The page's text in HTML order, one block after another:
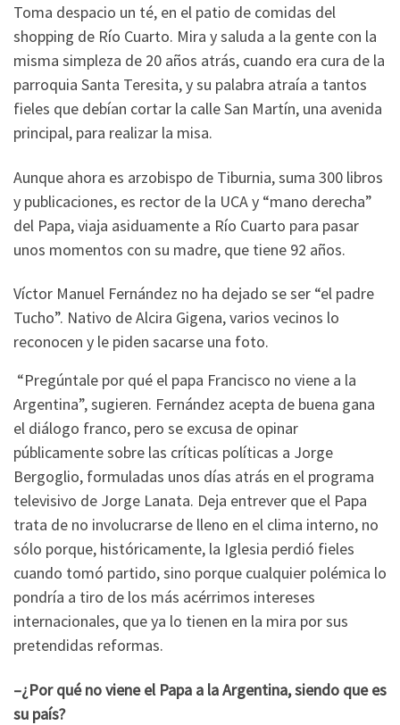
Toma despacio un té, en el patio de comidas del
shopping de Río Cuarto. Mira y saluda a la gente con la
misma simpleza de 20 años atrás, cuando era cura de la
parroquia Santa Teresita, y su palabra atraía a tantos
fieles que debían cortar la calle San Martín, una avenida
principal, para realizar la misa.
Aunque ahora es arzobispo de Tiburnia, suma 300 libros
y publicaciones, es rector de la UCA y “mano derecha”
del Papa, viaja asiduamente a Río Cuarto para pasar
unos momentos con su madre, que tiene 92 años.
Víctor Manuel Fernández no ha dejado se ser “el padre
Tucho”. Nativo de Alcira Gigena, varios vecinos lo
reconocen y le piden sacarse una foto.
“Pregúntale por qué el papa Francisco no viene a la
Argentina”, sugieren. Fernández acepta de buena gana
el diálogo franco, pero se excusa de opinar
públicamente sobre las críticas políticas a Jorge
Bergoglio, formuladas unos días atrás en el programa
televisivo de Jorge Lanata. Deja entrever que el Papa
trata de no involucrarse de lleno en el clima interno, no
sólo porque, históricamente, la Iglesia perdió fieles
cuando tomó partido, sino porque cualquier polémica lo
pondría a tiro de los más acérrimos intereses
internacionales, que ya lo tienen en la mira por sus
pretendidas reformas.
–¿Por qué no viene el Papa a la Argentina, siendo que es
su país?